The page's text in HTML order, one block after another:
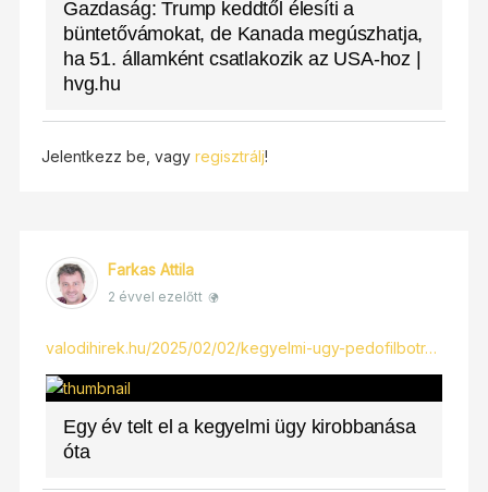
Gazdaság: Trump keddtől élesíti a
büntetővámokat, de Kanada megúszhatja,
ha 51. államként csatlakozik az USA-hoz |
hvg.hu
Jelentkezz be, vagy regisztrálj!
Farkas Attila
2 évvel ezelőtt
valodihirek.hu/2025/02/02/kegyelmi-ugy-pedofilbotr…
Egy év telt el a kegyelmi ügy kirobbanása
óta